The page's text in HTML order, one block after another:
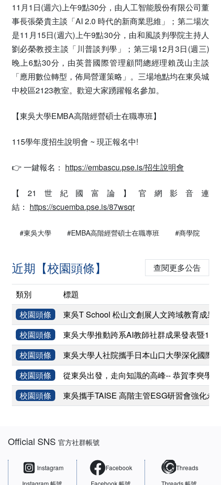
11月1日(週六)上午9點30分，由人工智能股份有限公司董
事長張榮貴主談「AI 2.0 時代的新商業思維」；第二場次
是11月15日(週六)上午9點30分，由和風談判學院主持人
劉必榮教授主談「川普談判學」；第三場12月3日(週三)
晚上6點30分，由英普國際管理顧問總經理賴茂山主談
「應用數位轉型，佈局營運策略」。三場地點均在東吳城
中校區2123教室。歡迎大家踴躍報名參加。
【東吳大學EMBA高階經營碩士在職專班】
115學年度招生說明會 ~ 現正報名中!
👉 一鍵報名： https://embascu.pse.is/招生說明會
【21世紀國富論】官網影音連
結： https://scuemba.pse.is/87wsqr
#東吳大學 #EMBA高階經營碩士在職專班 #商學院
近期【校園頭條】 查閱更多公告
類別
標題
校園頭條
東吳T School 松山文創展人文跨域教育成果
校園頭條
東吳大學推動跨系AI教師社群成果發表暨
校園頭條
東吳大學人社院攜手日本山口大學深化國際
校園頭條
從東吳出發，走向知識的高峰-- 恭賀李奭學
校園頭條
東吳攜手TAISE 高階主管ESG研習會強化永
Official SNS官方社群帳號
Instagram
Instagram 帳號
Facebook
Facebook 帳號
Threads
Threads 帳號